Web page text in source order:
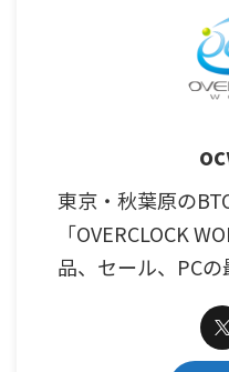
東京・秋葉原の
「OVERCLOCK
品、セール、PCの